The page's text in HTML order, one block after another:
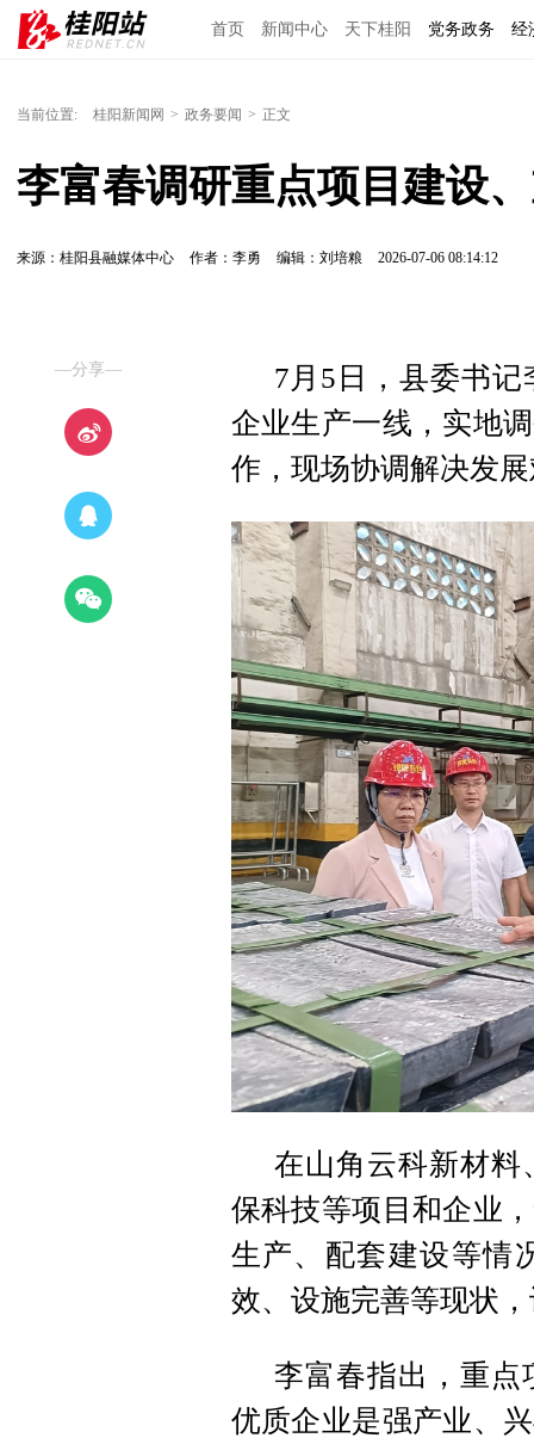
首页 新闻中心 天下桂阳 党务政务 经
当前位置: 桂阳新闻网 > 政务要闻 > 正文
李富春调研重点项目建设
来源：桂阳县融媒体中心 作者：李勇 编辑：刘培粮 2026-07-06 08:14:12
—分享—
7月5日，县委书
企业生产一线，实地
作，现场协调解决发
在山角云科新材料
保科技等项目和企业
生产、配套建设等情
效、设施完善等现状
李富春指出，重
优质企业是强产业、